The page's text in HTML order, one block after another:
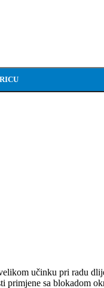
učinku pri radu
primjene sa blokadom